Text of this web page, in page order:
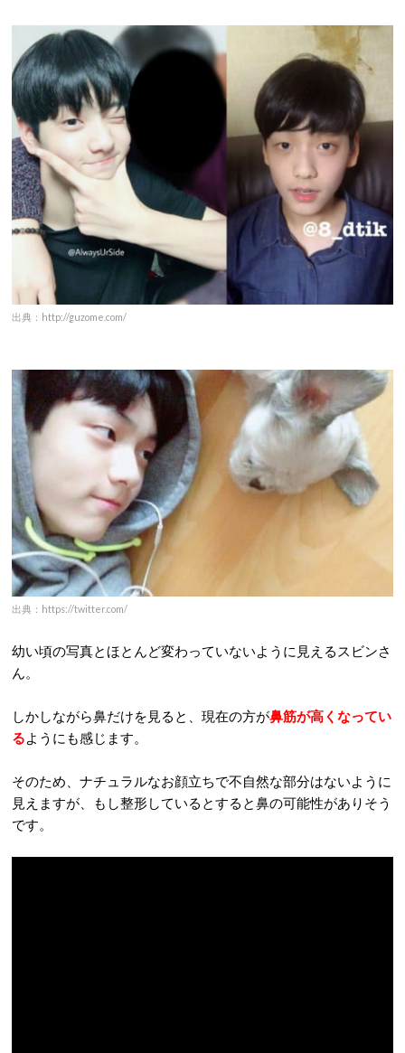
出典：http://guzome.com/
出典：https://twitter.com/
幼い頃の写真とほとんど変わっていないように見えるスビンさ
ん。
しかしながら鼻だけを見ると、現在の方が鼻筋が高くなってい
るようにも感じます。
そのため、ナチュラルなお顔立ちで不自然な部分はないように
見えますが、もし整形しているとすると鼻の可能性がありそう
です。